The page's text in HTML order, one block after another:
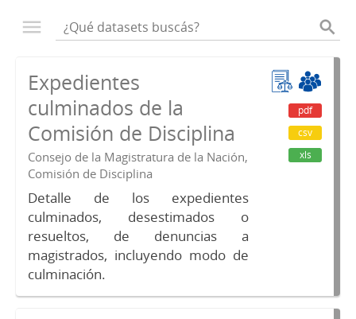
Expedientes
culminados de la
Comisión de Disciplina
Consejo de la Magistratura de la Nación,
Comisión de Disciplina
Detalle de los expedientes
culminados, desestimados o
resueltos, de denuncias a
magistrados, incluyendo modo de
culminación.
pdf
csv
xls